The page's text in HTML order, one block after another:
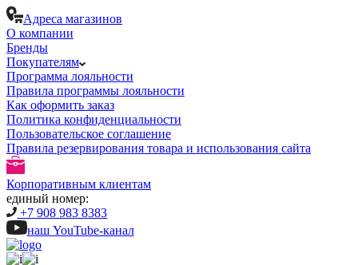
Адреса магазинов
О компании
Бренды
Покупателям
Программа лояльности
Правила программы лояльности
Как оформить заказ
Политика конфиденциальности
Пользовательское соглашение
Правила резервирования товара и использования сайта
Корпоративным клиентам
единый номер:
+7 908 983 8383
наш YouTube-канал